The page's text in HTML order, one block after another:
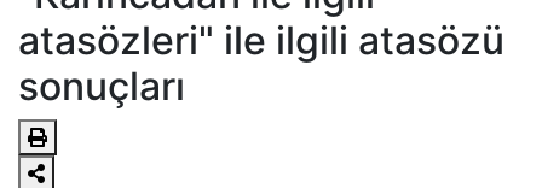
atasözleri" ile ilgili atasözü
sonuçları